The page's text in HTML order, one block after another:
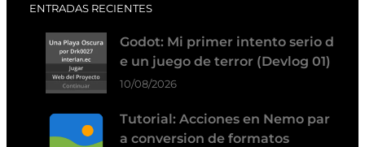
ENTRADAS RECIENTES
Godot: Mi primer intento serio d
e un juego de terror (Devlog 01)
10/08/2026
Tutorial: Acciones en Nemo par
a conversion de formatos